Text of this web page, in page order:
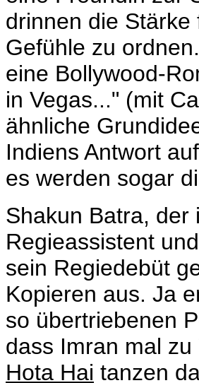
drinnen die
Gefühle zu
eine Bollywood-
in Vegas..." (mit
ähnliche
Indiens Antwort
es werden sogar
Shakun Batra, der
Regieassistent
sein Regiedebüt
Kopieren aus. Ja
so übertriebenen
dass Imran mal
Hota Hai tanzen